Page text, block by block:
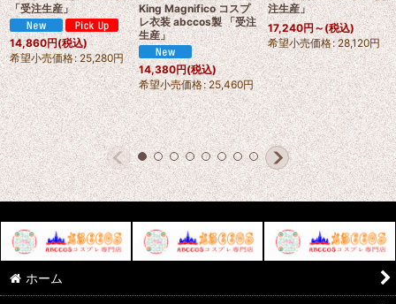
「受注生産」
14,860円(税込)
希望小売価格: 25,280円
King Magnifico コスプ
レ衣装 abccos製 「受注
生産」
14,380円(税込)
希望小売価格: 25,460円
注生産」
17,240円～(税込)
希望小売価格: 28,120円
ホーム